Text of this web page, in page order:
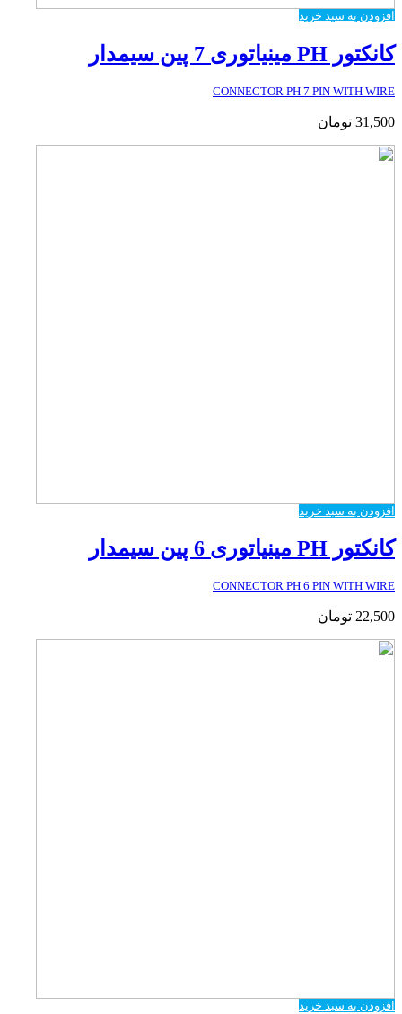
افزودن به سبد خرید
کانکتور PH مینیاتوری 7 پین سیمدار
CONNECTOR PH 7 PIN WITH WIRE
31,500 تومان
افزودن به سبد خرید
کانکتور PH مینیاتوری 6 پین سیمدار
CONNECTOR PH 6 PIN WITH WIRE
22,500 تومان
افزودن به سبد خرید